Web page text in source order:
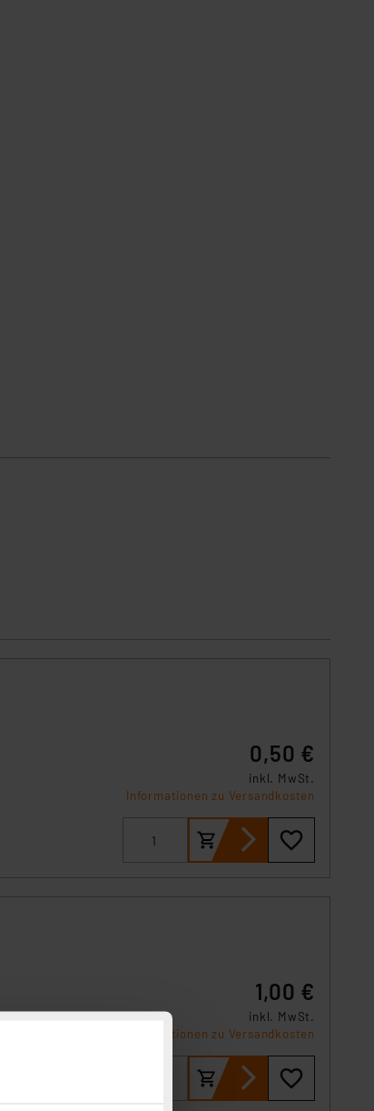
0,50 €
inkl. MwSt.
Informationen zu Versandkosten
1,00 €
inkl. MwSt.
Informationen zu Versandkosten